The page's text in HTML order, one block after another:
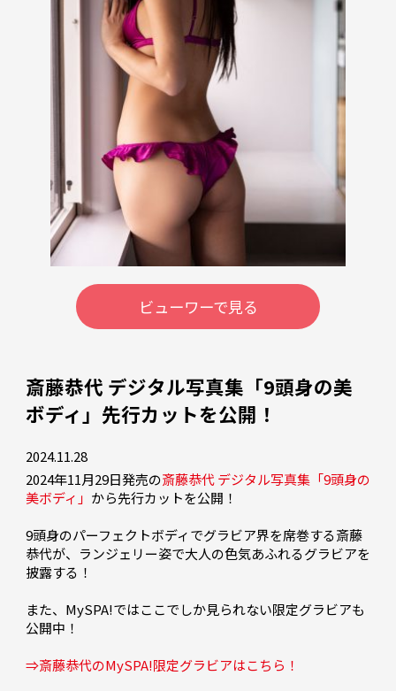
ビューワーで見る
斎藤恭代 デジタル写真集「9頭身の美
ボディ」先行カットを公開！
2024.11.28
2024年11月29日発売の斎藤恭代 デジタル写真集「9頭身の
美ボディ」 から先行カットを公開！
9頭身のパーフェクトボディでグラビア界を席巻する斎藤
恭代が、ランジェリー姿で大人の色気あふれるグラビアを
披露する！
また、MySPA!ではここでしか見られない限定グラビアも
公開中！
⇒斎藤恭代のMySPA!限定グラビアはこちら！